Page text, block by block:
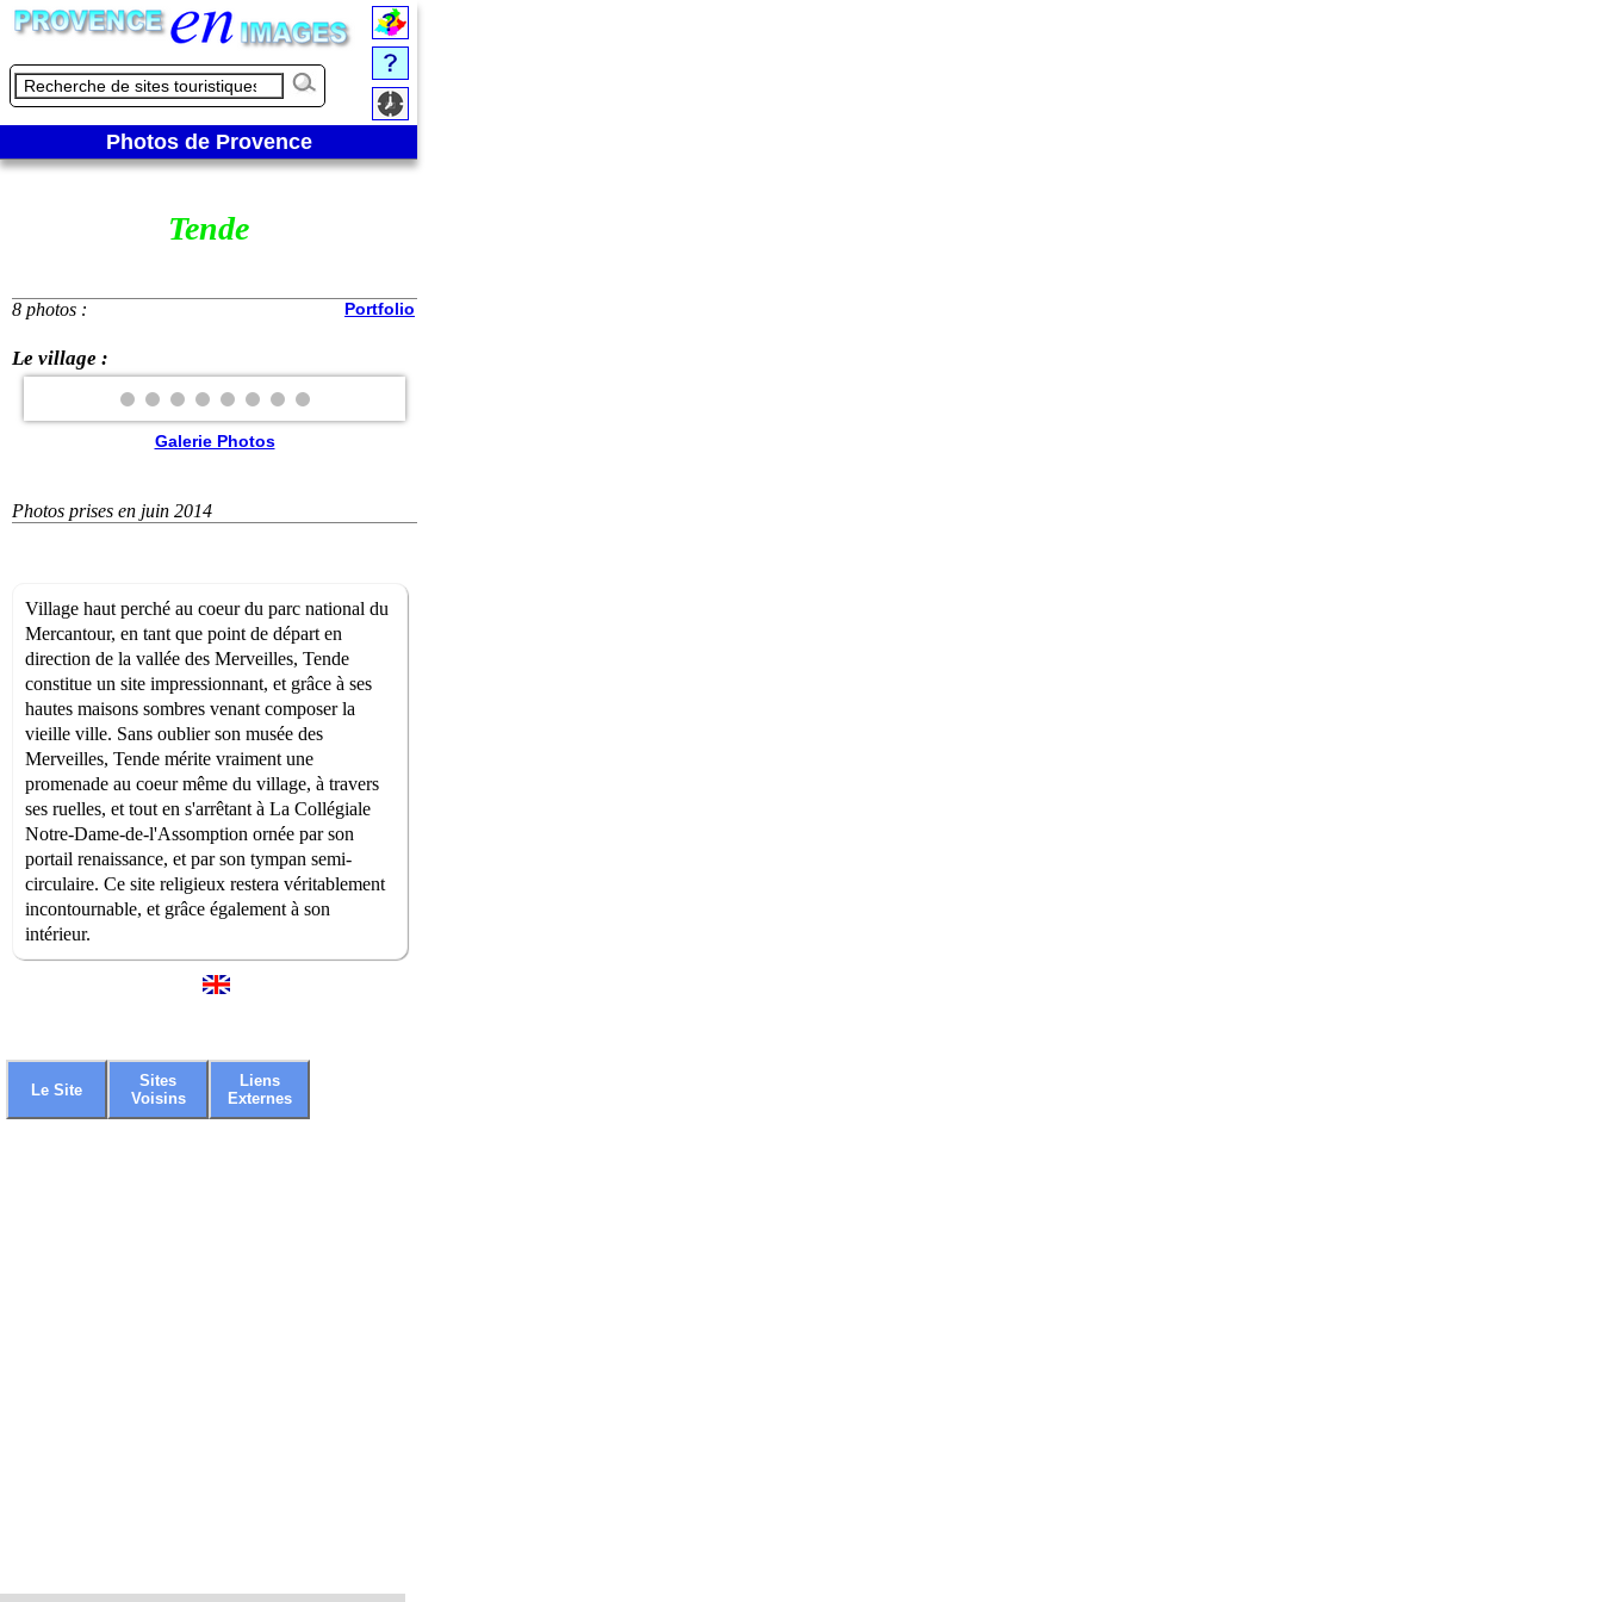
Photos de Provence
Tende
8 photos : Portfolio
Le village :
❮ ❯
Galerie Photos
Photos prises en juin 2014
Village haut perché au coeur du parc national du
Mercantour, en tant que point de départ en
direction de la vallée des Merveilles, Tende
constitue un site impressionnant, et grâce à ses
hautes maisons sombres venant composer la
vieille ville. Sans oublier son musée des
Merveilles, Tende mérite vraiment une
promenade au coeur même du village, à travers
ses ruelles, et tout en s'arrêtant à La Collégiale
Notre-Dame-de-l'Assomption ornée par son
portail renaissance, et par son tympan semi-
circulaire. Ce site religieux restera véritablement
incontournable, et grâce également à son
intérieur.
Le Site
Sites
Voisins
Liens
Externes